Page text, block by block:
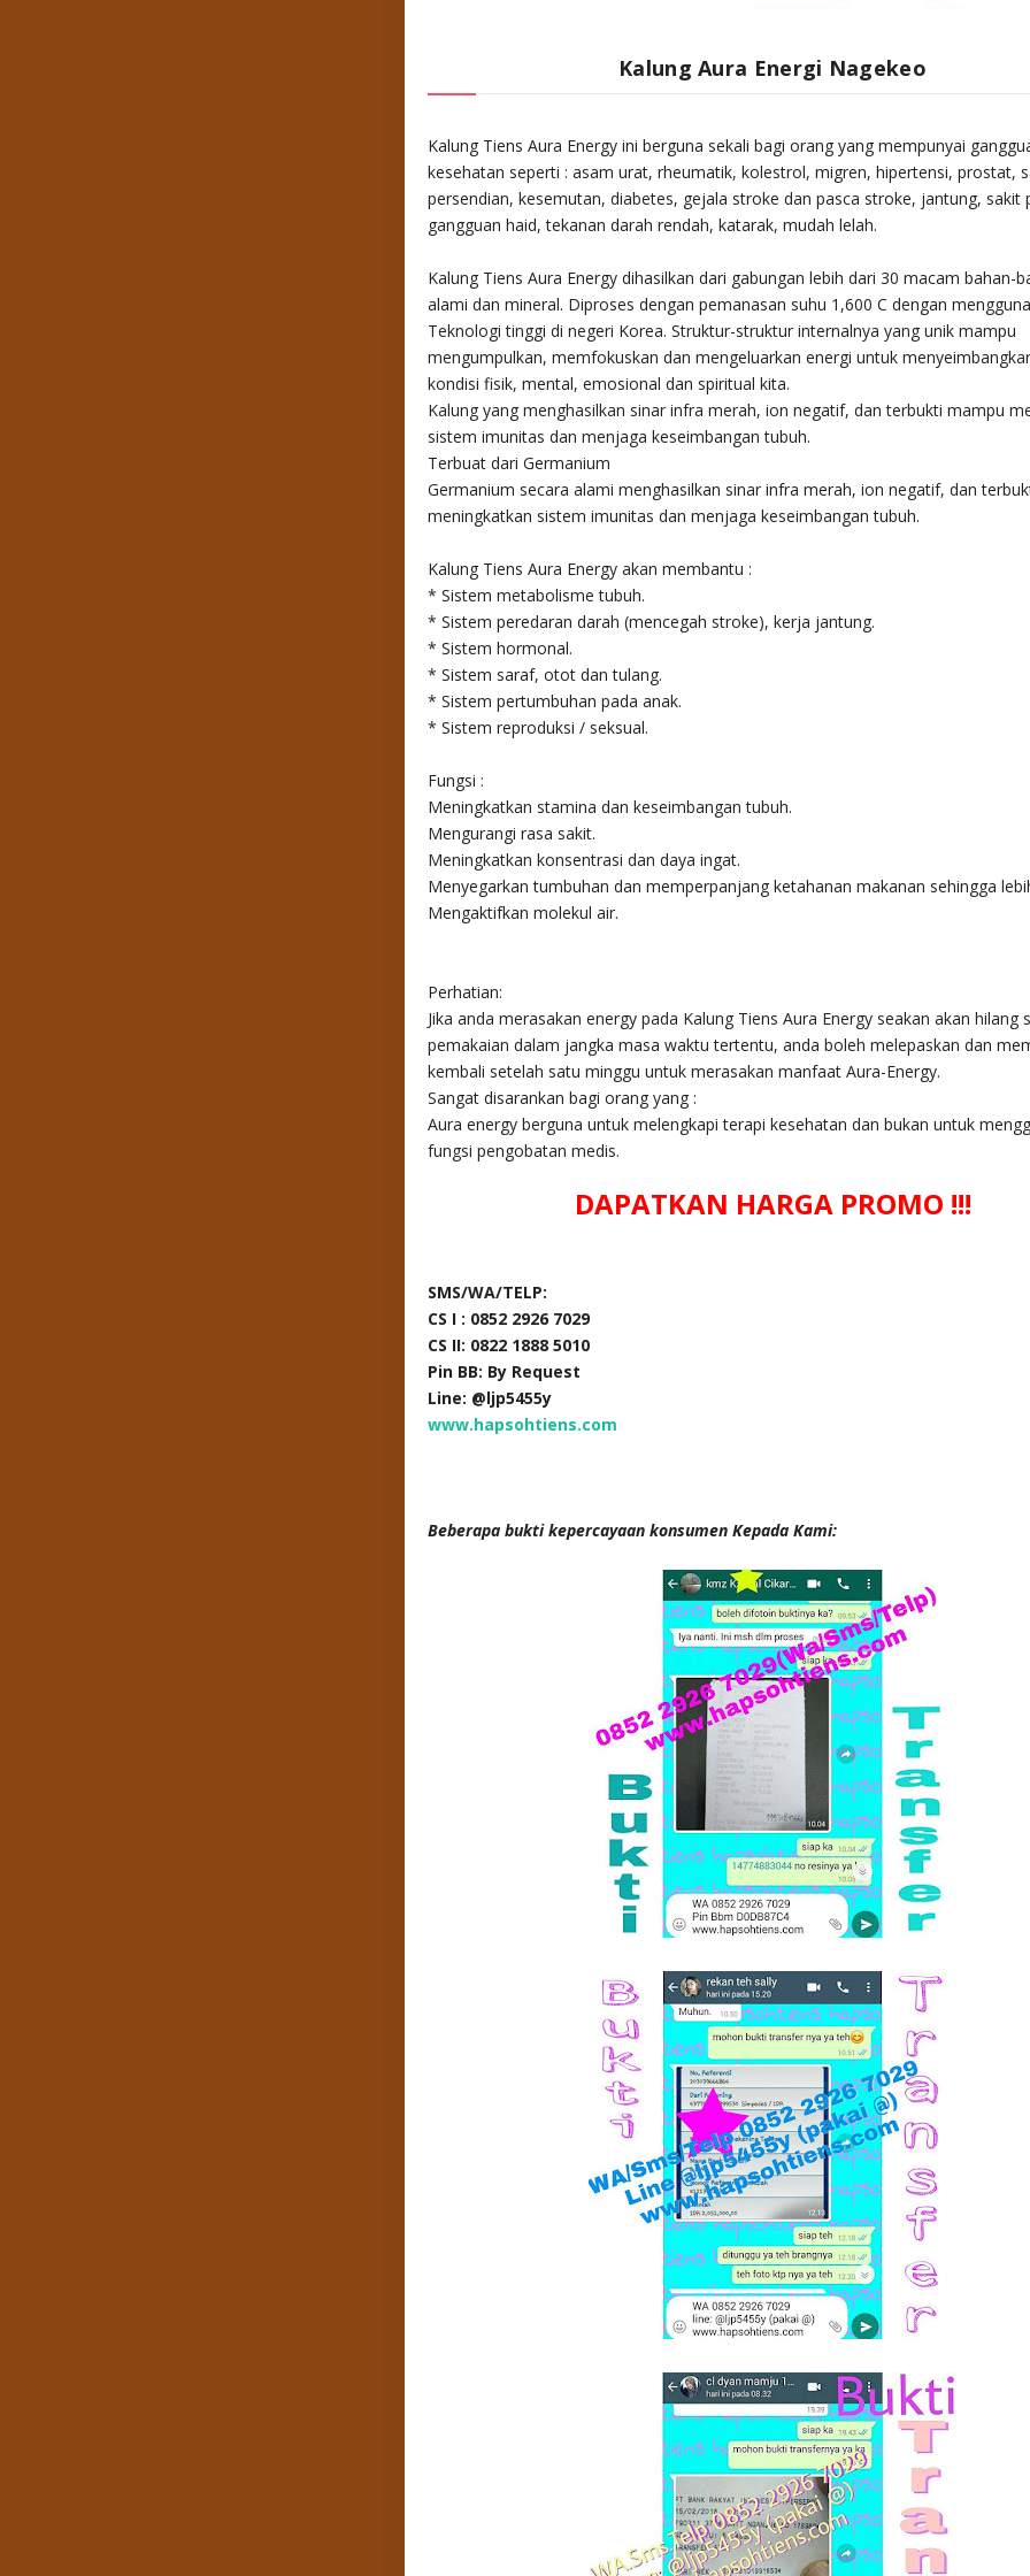
Kalung Aura Energi Nagekeo
Kalung Tiens Aura Energy ini berguna sekali bagi orang yang mempunyai
kesehatan seperti : asam urat, rheumatik, kolestrol, migren, hipertensi, prostat,
persendian, kesemutan, diabetes, gejala stroke dan pasca stroke, jantung, sakit
gangguan haid, tekanan darah rendah, katarak, mudah lelah.
Kalung Tiens Aura Energy dihasilkan dari gabungan lebih dari 30 macam bahan-
alami dan mineral. Diproses dengan pemanasan suhu 1,600 C dengan
Teknologi tinggi di negeri Korea. Struktur-struktur internalnya yang unik mampu
mengumpulkan, memfokuskan dan mengeluarkan energi untuk
kondisi fisik, mental, emosional dan spiritual kita.
Kalung yang menghasilkan sinar infra merah, ion negatif, dan terbukti mampu
sistem imunitas dan menjaga keseimbangan tubuh.
Terbuat dari Germanium
Germanium secara alami menghasilkan sinar infra merah, ion negatif, dan
meningkatkan sistem imunitas dan menjaga keseimbangan tubuh.
Kalung Tiens Aura Energy akan membantu :
* Sistem metabolisme tubuh.
* Sistem peredaran darah (mencegah stroke), kerja jantung.
* Sistem hormonal.
* Sistem saraf, otot dan tulang.
* Sistem pertumbuhan pada anak.
* Sistem reproduksi / seksual.
Fungsi :
Meningkatkan stamina dan keseimbangan tubuh.
Mengurangi rasa sakit.
Meningkatkan konsentrasi dan daya ingat.
Menyegarkan tumbuhan dan memperpanjang ketahanan makanan sehingga
Mengaktifkan molekul air.
Perhatian:
Jika anda merasakan energy pada Kalung Tiens Aura Energy seakan akan hilang
pemakaian dalam jangka masa waktu tertentu, anda boleh melepaskan dan
kembali setelah satu minggu untuk merasakan manfaat Aura-Energy.
Sangat disarankan bagi orang yang :
Aura energy berguna untuk melengkapi terapi kesehatan dan bukan untuk
fungsi pengobatan medis.
DAPATKAN HARGA PROMO !!!
SMS/WA/TELP:
CS I : 0852 2926 7029
CS II: 0822 1888 5010
Pin BB: By Request
Line: @ljp5455y
www.hapsohtiens.com
Beberapa bukti kepercayaan konsumen Kepada Kami: